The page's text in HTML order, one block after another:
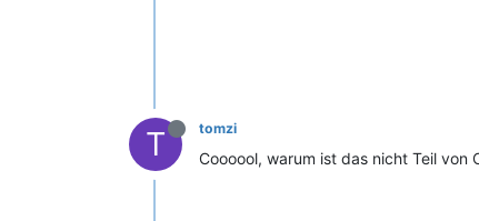
T tomzi
Coooool, warum ist das nicht Teil von